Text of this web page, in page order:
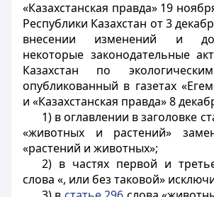
«Казахстанская правда» 19
Республики Казахстан от 3
внесении изменений и
некоторые законодательные
Казахстан по
опубликованный в газетах
и «Казахстанская правда» 8
1) в оглавлении в заголовке
«животных и растений»
«растений и животных»;
2) в частях первой и
слова «, или без таковой»